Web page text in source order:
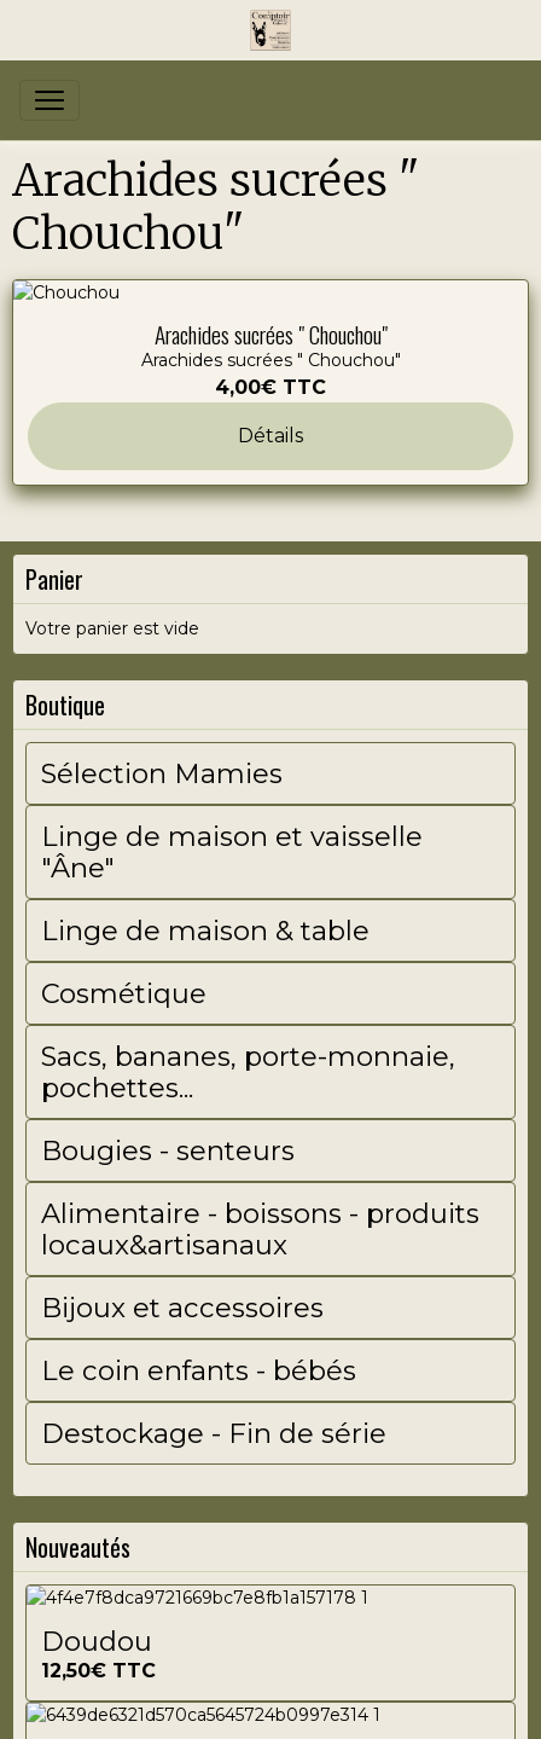
Arachides sucrées "
Chouchou"
Arachides sucrées " Chouchou"
Arachides sucrées " Chouchou"
4,00€ TTC
Détails
Panier
Votre panier est vide
Boutique
Sélection Mamies
Linge de maison et vaisselle
"Âne"
Linge de maison & table
Cosmétique
Sacs, bananes, porte-monnaie,
pochettes...
Bougies - senteurs
Alimentaire - boissons - produits
locaux&artisanaux
Bijoux et accessoires
Le coin enfants - bébés
Destockage - Fin de série
Nouveautés
Doudou
12,50€ TTC